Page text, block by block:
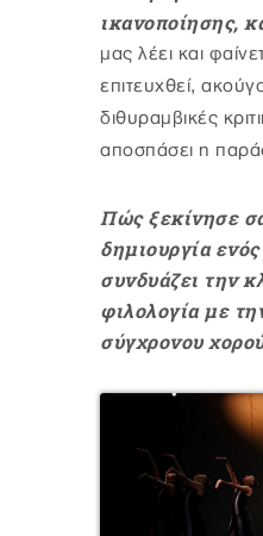
ικανοποίησης,
μας λέει και
επιτευχθεί,
διθυραμβικές
αποσπάσει η
Πώς ξεκίνησε
δημιουργία
συνδυάζει την
φιλολογία με
σύγχρονου